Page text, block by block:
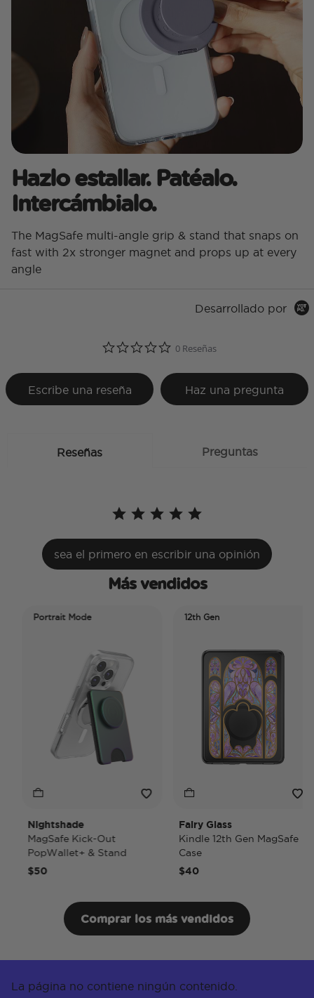
Hazlo estallar. Patéalo.
Intercámbialo.
The MagSafe multi-angle grip & stand that snaps on
fast with 2x stronger magnet and props up at every
angle
Desarrollado por
0.0 star rating
0 Reseñas
Escribe una reseña Haz una pregunta
Reseñas Preguntas
sea el primero en escribir una opinión
Más vendidos
Portrait Mode
Nightshade
MagSafe Kick-Out
PopWallet+ & Stand
$50
12th Gen
Fairy Glass
Kindle 12th Gen MagSafe
Case
$40
Comprar los más vendidos
La página no contiene ningún contenido.